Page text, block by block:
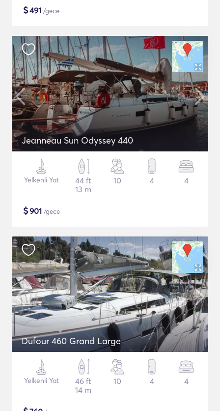
$491 /gece
Jeanneau Sun Odyssey 440
Yelkenli Yat
44 ft
13 m
10 4 4
$901 /gece
Dufour 460 Grand Large
Yelkenli Yat
46 ft
14 m
10 4 4